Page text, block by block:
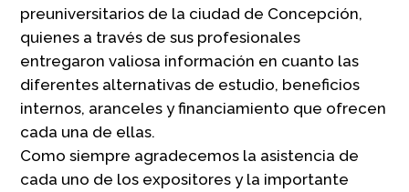
preuniversitarios de la ciudad de Concepción,
quienes a través de sus profesionales
entregaron valiosa información en cuanto las
diferentes alternativas de estudio, beneficios
internos, aranceles y financiamiento que ofrecen
cada una de ellas.
Como siempre agradecemos la asistencia de
cada uno de los expositores y la importante